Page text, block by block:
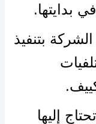
بدايتها.
بتنفيذ
إليها